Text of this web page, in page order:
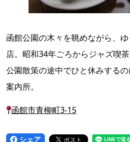
函館公園の木々を眺めながら、
店。昭和34年ごろからジャズ喫
公園散策の途中でひと休みする
案内所。
函館市青柳町3-15
シェア